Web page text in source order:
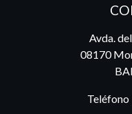
Avda.
08170
Teléfono